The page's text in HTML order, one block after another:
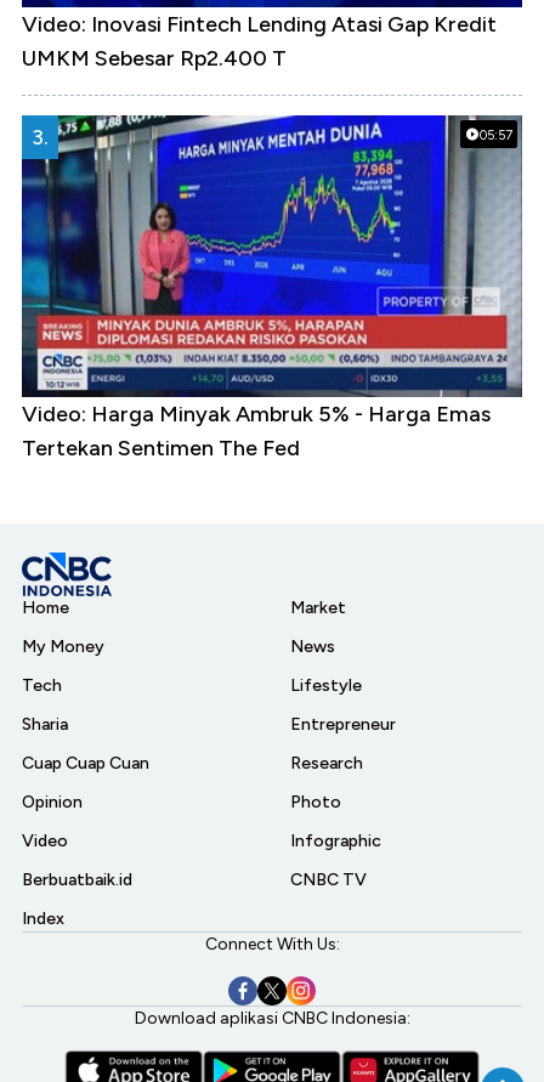
Video: Inovasi Fintech Lending Atasi Gap Kredit
UMKM Sebesar Rp2.400 T
05:57
3.
Video: Harga Minyak Ambruk 5% - Harga Emas
Tertekan Sentimen The Fed
Home
My Money
Tech
Sharia
Cuap Cuap Cuan
Opinion
Video
Berbuatbaik.id
Index
Market
News
Lifestyle
Entrepreneur
Research
Photo
Infographic
CNBC TV
Connect With Us:
Download aplikasi CNBC Indonesia: